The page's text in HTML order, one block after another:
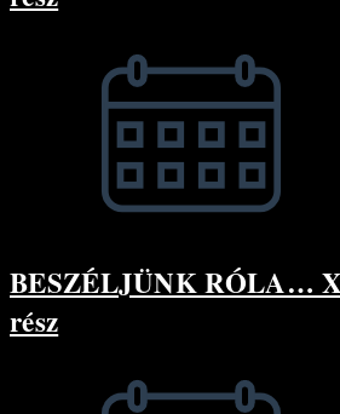
BESZÉLJÜNK RÓLA…
rész